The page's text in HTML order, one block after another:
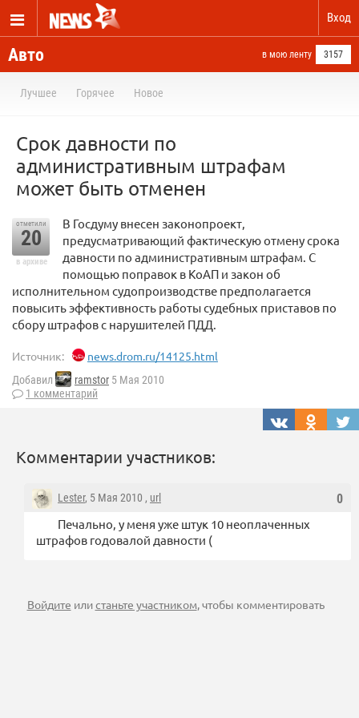
Вход
Авто в мою ленту 3157
Лучшее Горячее Новое
Срок давности по
административным штрафам
может быть отменен
отметили
20
в архиве
В Госдуму внесен законопроект,
предусматривающий фактическую отмену срока
давности по административным штрафам. С
помощью поправок в КоАП и закон об
исполнительном судопроизводстве предполагается
повысить эффективность работы судебных приставов по
сбору штрафов с нарушителей ПДД.
Источник: news.drom.ru/14125.html
Добавил ramstor 5 Мая 2010
1 комментарий
Комментарии участников:
0
Lester, 5 Мая 2010 , url
Печально, у меня уже штук 10 неоплаченных
штрафов годовалой давности (
Войдите илистаньте участником, чтобы комментировать